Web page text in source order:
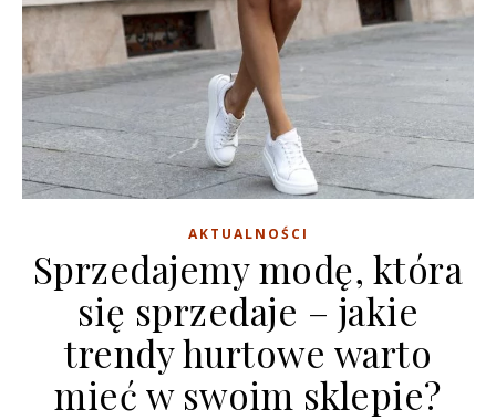
AKTUALNOŚCI
Sprzedajemy modę, która
się sprzedaje – jakie
trendy hurtowe warto
mieć w swoim sklepie?